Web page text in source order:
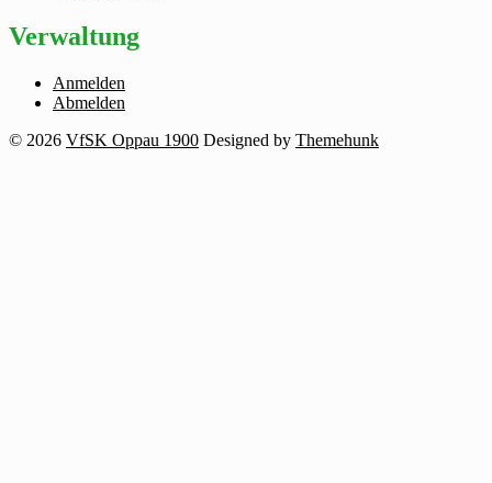
Verwaltung
Anmelden
Abmelden
© 2026 VfSK Oppau 1900 Designed by Themehunk